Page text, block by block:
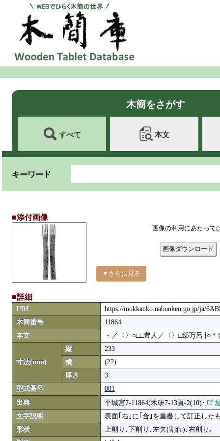
木簡をさがす
すべて 本文
キーワード
■添付画像
▼さらに見る
画像の利用にあたって
画像ダウンロード
■詳細
URL
https://mokkanko.nabunken.go.jp/ja/
木簡番号
11864
本文
・／〈〉○□□豊人／〈〉□部万呂∥○
寸法(mm)
縦
233
横
(22)
厚さ
3
型式番号
081
出典
平城宮7-11864(木研7-13頁-2(10)･
文字説明
表面｢右｣に｢合｣を重書して訂正した
形状
上削り､下削り､左欠(割れ)､右削り｡